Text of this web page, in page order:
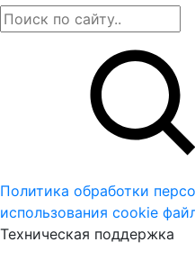
Политика обработки
использования cookie
Техническая поддержка